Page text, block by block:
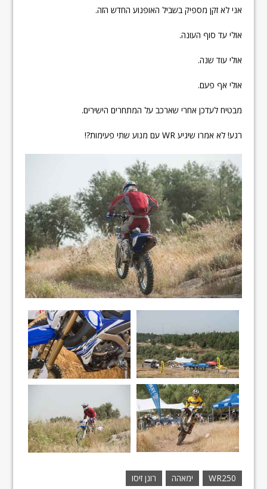
אני לא זקן מספיק בשביל האופנוע החדש הזה.
אולי עד סוף העונה.
אולי עוד שנה.
אולי אף פעם.
מבטיח לעדכן אחרי שארכב על המתחרים הישירים.
רגע! לא אמרו שיגיע WR עם מנוע שתי פעימות?!
WR250 ימאהה רונן זיסו